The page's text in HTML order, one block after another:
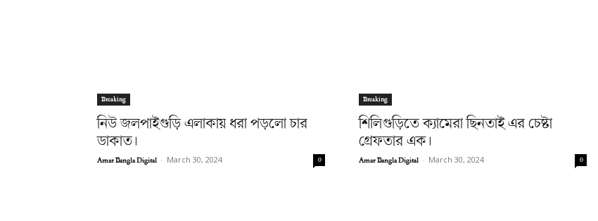
Breaking
নিউ জলপাইগুড়ি এলাকায় ধরা পড়লো চার
ডাকাত।
Amar Bangla Digital - March 30, 2024 0
Breaking
শিলিগুড়িতে ক্যামেরা ছিনতাই এর চেষ্টা
গ্রেফতার এক।
Amar Bangla Digital - March 30, 2024 0